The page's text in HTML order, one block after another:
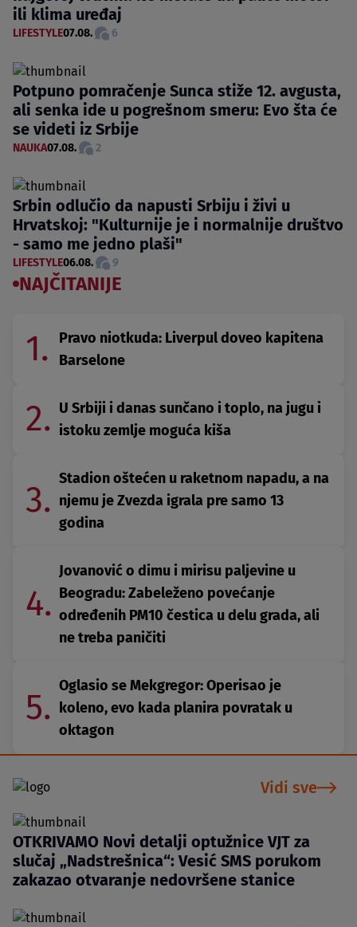
ili klima uređaj
LIFESTYLE07.08. 6
Potpuno pomračenje Sunca stiže 12. avgusta,
ali senka ide u pogrešnom smeru: Evo šta će
se videti iz Srbije
NAUKA07.08. 2
Srbin odlučio da napusti Srbiju i živi u
Hrvatskoj: "Kulturnije je i normalnije društvo
- samo me jedno plaši"
LIFESTYLE06.08. 9
NAJČITANIJE
1.
Pravo niotkuda: Liverpul doveo kapitena
Barselone
2. U Srbiji i danas sunčano i toplo, na jugu i
istoku zemlje moguća kiša
3.
Stadion oštećen u raketnom napadu, a na
njemu je Zvezda igrala pre samo 13
godina
4.
Jovanović o dimu i mirisu paljevine u
Beogradu: Zabeleženo povećanje
određenih PM10 čestica u delu grada, ali
ne treba paničiti
5.
Oglasio se Mekgregor: Operisao je
koleno, evo kada planira povratak u
oktagon
Vidi sve
OTKRIVAMO Novi detalji optužnice VJT za
slučaj „Nadstrešnica“: Vesić SMS porukom
zakazao otvaranje nedovršene stanice